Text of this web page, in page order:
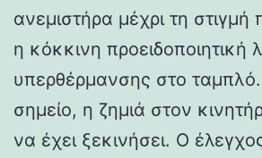
ανεμιστήρα μέχρι τη
η κόκκινη προειδοποιητική
υπερθέρμανσης στο
σημείο, η ζημιά στον
να έχει ξεκινήσει. Ο